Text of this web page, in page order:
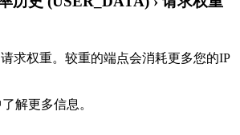
求权重。较重的端点会消耗更多您的IP
解更多信息。